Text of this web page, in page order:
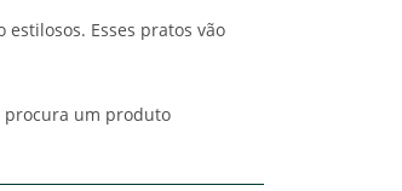
Esses pratos vão
procura um produto